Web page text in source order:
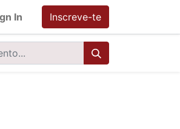
In Inscreve-te